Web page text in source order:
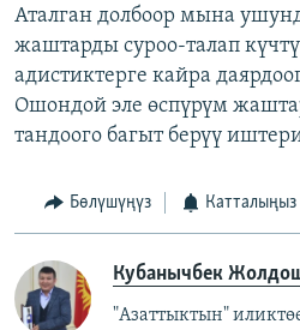
Аталган долбоор мына
жаштарды суроо-талап
адистиктерге кайра
Ошондой эле өспүрүм
тандоого багыт берүү
Бөлүшүңүз Катталыңыз
Кубанычбек
"Азаттыктын"